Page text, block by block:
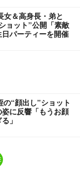
女＆高身長・弟と
ョット”公開「素敵
パーティーを開催
“顔出し”ショット
に反響「もうお顔
」